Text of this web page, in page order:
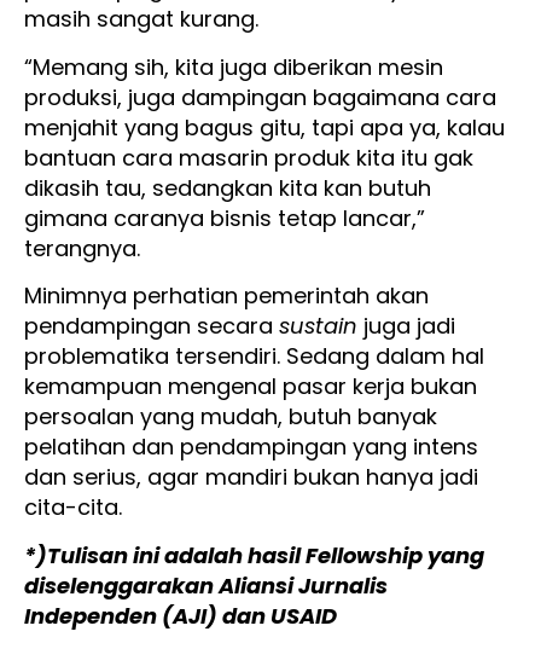
masih sangat kurang.
“Memang sih, kita juga diberikan mesin
produksi, juga dampingan bagaimana cara
menjahit yang bagus gitu, tapi apa ya, kalau
bantuan cara masarin produk kita itu gak
dikasih tau, sedangkan kita kan butuh
gimana caranya bisnis tetap lancar,”
terangnya.
Minimnya perhatian pemerintah akan
pendampingan secara sustain juga jadi
problematika tersendiri. Sedang dalam hal
kemampuan mengenal pasar kerja bukan
persoalan yang mudah, butuh banyak
pelatihan dan pendampingan yang intens
dan serius, agar mandiri bukan hanya jadi
cita-cita.
*)Tulisan ini adalah hasil Fellowship yang
diselenggarakan Aliansi Jurnalis
Independen (AJI) dan USAID